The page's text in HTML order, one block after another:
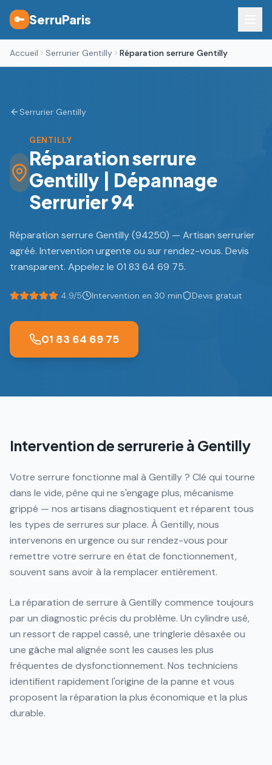
🔑 SerruParis
Accueil Serrurier Gentilly Réparation serrure Gentilly
Serrurier Gentilly
GENTILLY
Réparation serrure
Gentilly | Dépannage
Serrurier 94
Réparation serrure Gentilly (94250) — Artisan serrurier
agréé. Intervention urgente ou sur rendez-vous. Devis
transparent. Appelez le 01 83 64 69 75.
4.9/5 Intervention en 30 min Devis gratuit
01 83 64 69 75
Intervention de serrurerie à Gentilly
Votre serrure fonctionne mal à Gentilly ? Clé qui tourne
dans le vide, pêne qui ne s'engage plus, mécanisme
grippé — nos artisans diagnostiquent et réparent tous
les types de serrures sur place. À Gentilly, nous
intervenons en urgence ou sur rendez-vous pour
remettre votre serrure en état de fonctionnement,
souvent sans avoir à la remplacer entièrement.
La réparation de serrure à Gentilly commence toujours
par un diagnostic précis du problème. Un cylindre usé,
un ressort de rappel cassé, une tringlerie désaxée ou
une gâche mal alignée sont les causes les plus
fréquentes de dysfonctionnement. Nos techniciens
identifient rapidement l'origine de la panne et vous
proposent la réparation la plus économique et la plus
durable.